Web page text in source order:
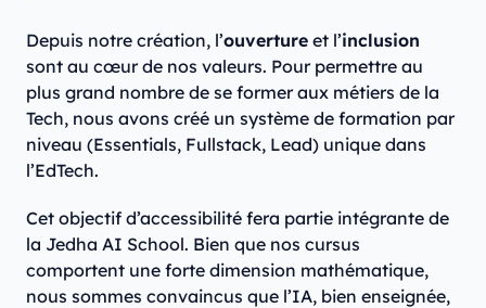
Depuis notre création, l’ouverture et l’inclusion
sont au cœur de nos valeurs. Pour permettre au
plus grand nombre de se former aux métiers de la
Tech, nous avons créé un système de formation par
niveau (Essentials, Fullstack, Lead) unique dans
l’EdTech.
Cet objectif d’accessibilité fera partie intégrante de
la Jedha AI School. Bien que nos cursus
comportent une forte dimension mathématique,
nous sommes convaincus que l’IA, bien enseignée,